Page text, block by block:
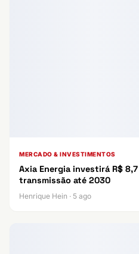
MERCADO & INVESTIMENTOS
Axia Energia investirá R$
transmissão até 2030
Henrique Hein · 5 ago